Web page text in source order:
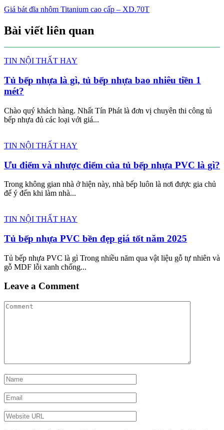
Giá bát đĩa nhôm Titanium cao cấp – XD.70T
Bài viết liên quan
TIN NỘI THẤT HAY
Tủ bếp nhựa là gì, tủ bếp nhựa bao nhiêu tiền 1
mét?
Chào quý khách hàng. Nhất Tín Phát là đơn vị chuyên thi công tủ
bếp nhựa đủ các loại với giá...
TIN NỘI THẤT HAY
Ưu điểm và nhược điểm của tủ bếp nhựa PVC là gì?
Trong không gian nhà ở hiện này, nhà bếp luôn là nơi được gia chủ
để ý đến khi làm nhà...
TIN NỘI THẤT HAY
Tủ bếp nhựa PVC bền đẹp giá tốt năm 2025
Tủ bếp nhựa PVC là gì Trong nhiều năm qua vật liệu gỗ tự nhiên và
gỗ MDF lỗi xanh chống...
Leave a Comment